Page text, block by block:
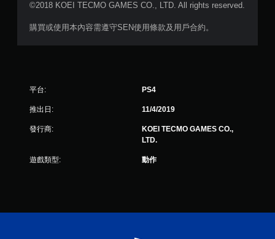
分
©2018 KOEI TECMO GAMES CO., LTD. All rights reserved.
購買或使用本內容需遵守SEN使用條款及用戶合約。
平台: PS4
推出日: 11/4/2019
發行商:
KOEI TECMO GAMES CO.,
LTD.
遊戲類型: 動作